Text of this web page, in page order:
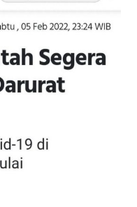
Menarik
(Republika, 5